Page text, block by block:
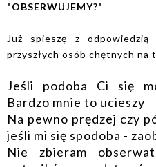
"OBSERWUJEMY?"
Już spieszę z
przyszłych osób chętnych na
Jeśli podoba Ci się
Bardzo mnie to ucieszy
Na pewno prędzej czy
jeśli mi się spodoba -
Nie zbieram